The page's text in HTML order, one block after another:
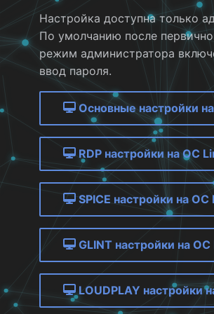
2.0.х
Ошибки RDP
Ошибки SPICE
Ошибки GLINT
Настройка доступна только
По умолчанию после
режим администратора
ввод пароля.
Основные настройки
RDP настройки на ОС
SPICE настройки на ОС
GLINT настройки на ОС
LOUDPLAY настройки